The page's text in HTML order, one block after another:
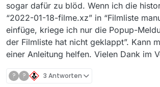
sogar dafür zu blöd. Wenn ich die
“2022-01-18-filme.xz” in “Filmliste
einfüge, kriege ich nur die Popup-
der Filmliste hat nicht geklappt”. Kann
einer Anleitung helfen. Vielen Dank im
? ? 3 Antworten